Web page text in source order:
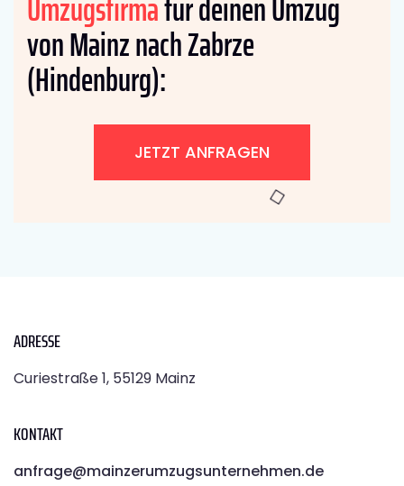
von Mainz nach Zabrze
(Hindenburg):
JETZT ANFRAGEN
ADRESSE
Curiestraße 1, 55129 Mainz
KONTAKT
anfrage@mainzerumzugsunternehmen.de